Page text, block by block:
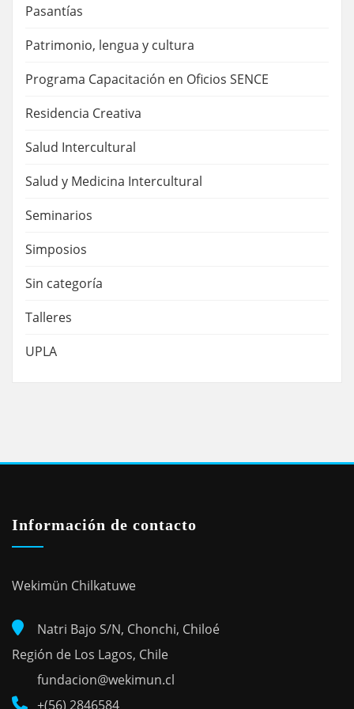
Pasantías
Patrimonio, lengua y cultura
Programa Capacitación en Oficios SENCE
Residencia Creativa
Salud Intercultural
Salud y Medicina Intercultural
Seminarios
Simposios
Sin categoría
Talleres
UPLA
Información de contacto
Wekimün Chilkatuwe
Natri Bajo S/N, Chonchi, Chiloé
Región de Los Lagos, Chile
fundacion@wekimun.cl
+(56) 2846584